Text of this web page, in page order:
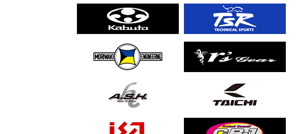
のだが・・
トブログ】Honda CB
、修理代が膨れ上がった結果
される事態になりました…
リングしました｜Honda ADV160
しまった…